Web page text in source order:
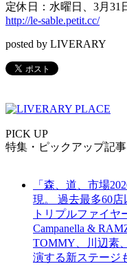
定休日：水曜日、3月31
http://le-sable.petit.cc/
posted by LIVERARY
PICK UP
特集・ピックアップ記事
「森、道、市場
現。 過去最多60
トリプルファイヤ
Campanella &
TOMMY、川辺素
演する新ステージ